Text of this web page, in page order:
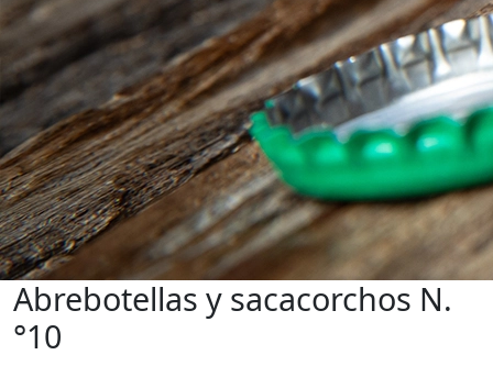
Abrebotellas y sacacorchos N.
°10